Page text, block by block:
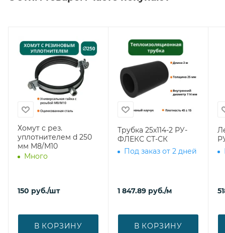
Хомут с рез.
уплотнителем d 250
мм М8/М10
Много
150 руб./шт
В КОРЗИНУ
Трубка 25х114-2 РУ-
ФЛЕКС СТ-СК
Под заказ от 2 дней
1 847.89 руб./м
В КОРЗИНУ